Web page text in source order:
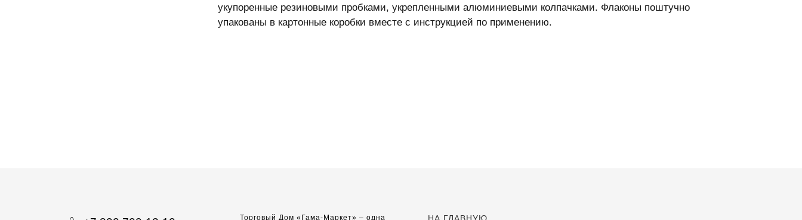
укупоренные резиновыми пробками, укрепленными алюминиевыми колпачками. Флаконы поштучно
упакованы в картонные коробки вместе с инструкцией по применению.
Торговый Дом «Гама-Маркет» – одна